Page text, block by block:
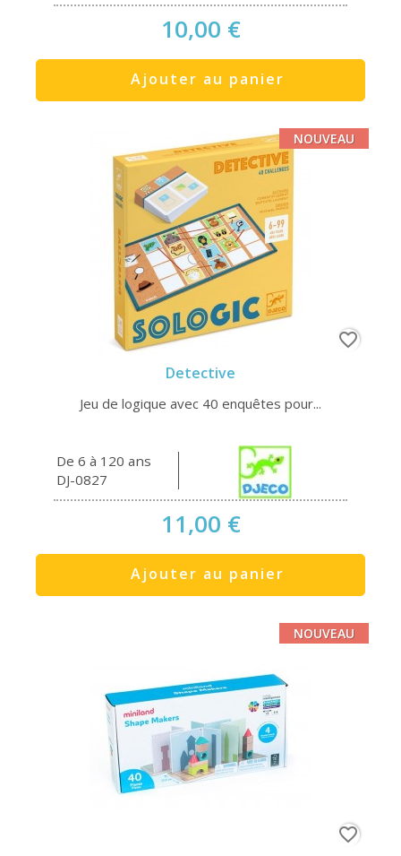
10,00 €
Ajouter au panier
Detective
Jeu de logique avec 40 enquêtes pour...
De 6 à 120 ans
DJ-0827
11,00 €
Ajouter au panier
NOUVEAU
favorite_border
NOUVEAU
favorite_border